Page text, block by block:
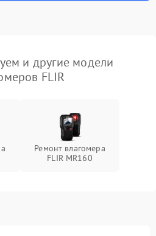
и другие модели
FLIR
Ремонт влагомера
FLIR MR160